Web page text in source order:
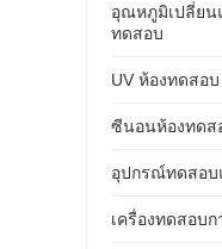
อุณหภูมิเปลี่ยน
ทดสอบ
UV ห้องทดสอ
ซีนอนห้องทดส
อุปกรณ์ทดสอบ
เครื่องทดสอบ